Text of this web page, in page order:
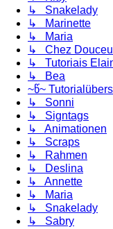
↳ Snakelady
↳ Marinette
↳ Maria
↳ Chez
↳ Tutoriais
↳ Bea
~წ~
↳ Sonni
↳ Signtags
↳ Animationen
↳ Scraps
↳ Rahmen
↳ Deslina
↳ Annette
↳ Maria
↳ Snakelady
↳ Sabry